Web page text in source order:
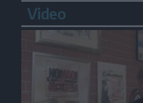
Video